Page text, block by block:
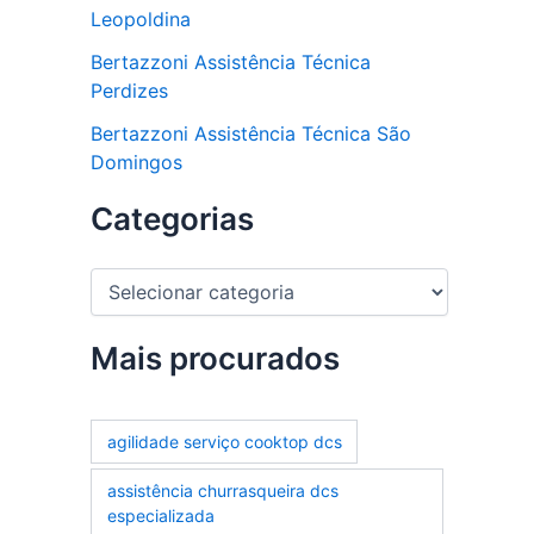
Leopoldina
Bertazzoni Assistência Técnica
Perdizes
Bertazzoni Assistência Técnica São
Domingos
Categorias
C
e
g
r
a
Mais procurados
agilidade serviço cooktop dcs
assistência churrasqueira dcs
especializada